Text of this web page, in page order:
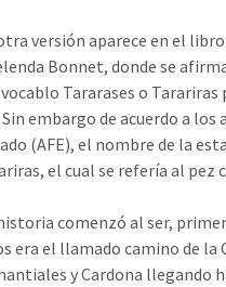
versión aparece en el
Bonnet, donde se
Tararases o
Sin embargo de acuerdo a
(AFE), el nombre de la
el cual se refería al pez
comenzó al ser,
era el llamado camino de la
y Cardona llegando